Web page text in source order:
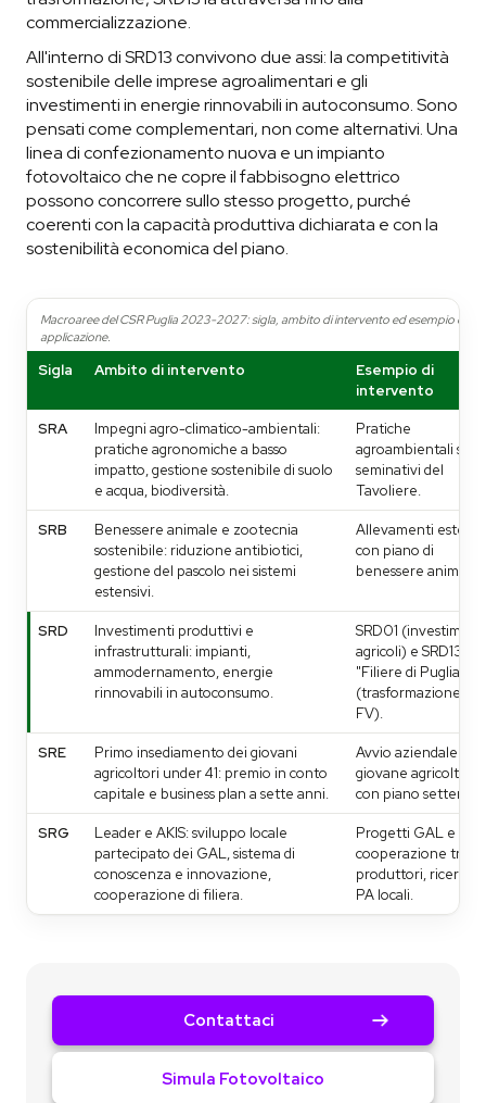
commercializzazione.
All'interno di SRD13 convivono due assi: la competitività
sostenibile delle imprese agroalimentari e gli
investimenti in energie rinnovabili in autoconsumo. Sono
pensati come complementari, non come alternativi. Una
linea di confezionamento nuova e un impianto
fotovoltaico che ne copre il fabbisogno elettrico
possono concorrere sullo stesso progetto, purché
coerenti con la capacità produttiva dichiarata e con la
sostenibilità economica del piano.
Macroaree del CSR Puglia 2023-2027: sigla, ambito di intervento ed esempio di
applicazione.
Sigla Ambito di intervento
Esempio di
intervento
SRA
Impegni agro-climatico-ambientali:
pratiche agronomiche a basso
impatto, gestione sostenibile di suolo
e acqua, biodiversità.
Pratiche
agroambientali sui
seminativi del
Tavoliere.
SRB
Benessere animale e zootecnia
sostenibile: riduzione antibiotici,
gestione del pascolo nei sistemi
estensivi.
Allevamenti
con piano di
benessere animale.
SRD
Investimenti produttivi e
infrastrutturali: impianti,
ammodernamento, energie
rinnovabili in autoconsumo.
SRD01 (investimenti
agricoli) e SRD13
"Filiere di Puglia"
(trasformazione +
FV).
SRE
Primo insediamento dei giovani
agricoltori under 41: premio in conto
capitale e business plan a sette anni.
Avvio aziendale di
giovane agricoltore
con piano
SRG
Leader e AKIS: sviluppo locale
partecipato dei GAL, sistema di
conoscenza e innovazione,
cooperazione di filiera.
Progetti GAL e
cooperazione tra
produttori, ricerca e
PA locali.
Contattaci
Simula Fotovoltaico